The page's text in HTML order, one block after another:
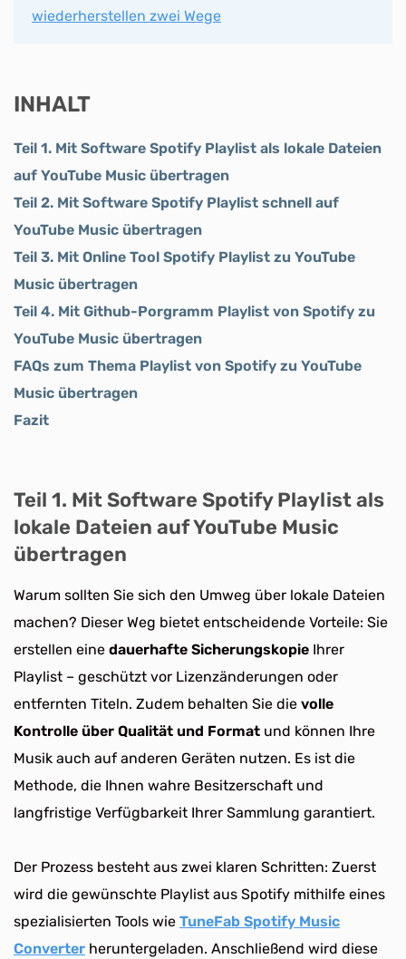
wiederherstellen zwei Wege
INHALT
Teil 1. Mit Software Spotify Playlist als lokale Dateien
auf YouTube Music übertragen
Teil 2. Mit Software Spotify Playlist schnell auf
YouTube Music übertragen
Teil 3. Mit Online Tool Spotify Playlist zu YouTube
Music übertragen
Teil 4. Mit Github-Porgramm Playlist von Spotify zu
YouTube Music übertragen
FAQs zum Thema Playlist von Spotify zu YouTube
Music übertragen
Fazit
Teil 1. Mit Software Spotify Playlist als
lokale Dateien auf YouTube Music
übertragen
Warum sollten Sie sich den Umweg über lokale Dateien
machen? Dieser Weg bietet entscheidende Vorteile: Sie
erstellen eine dauerhafte Sicherungskopie Ihrer
Playlist – geschützt vor Lizenzänderungen oder
entfernten Titeln. Zudem behalten Sie die volle
Kontrolle über Qualität und Format und können Ihre
Musik auch auf anderen Geräten nutzen. Es ist die
Methode, die Ihnen wahre Besitzerschaft und
langfristige Verfügbarkeit Ihrer Sammlung garantiert.
Der Prozess besteht aus zwei klaren Schritten: Zuerst
wird die gewünschte Playlist aus Spotify mithilfe eines
spezialisierten Tools wie TuneFab Spotify Music
Converter heruntergeladen. Anschließend wird diese